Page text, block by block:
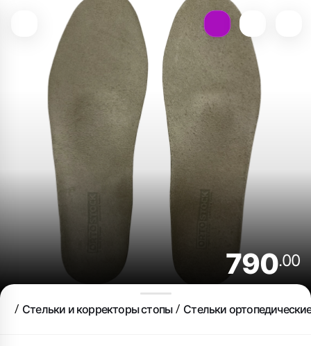
790.00
Стельки и корректоры стопы Стельки